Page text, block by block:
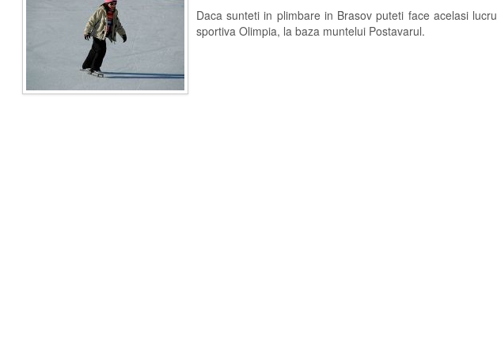
Daca sunteti in plimbare in Brasov puteti face acelasi
sportiva Olimpia, la baza muntelui Postavarul.